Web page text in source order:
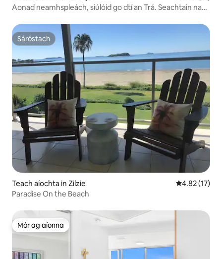
Aonad neamhspleách, siúlóid go dtí an Trá. Seachtain na
Sáróstach
Sáróstach
Teach aíochta in Zilzie Meánrátáil
4.82 (17)
Paradise On the Beach
Mór ag aíonna
Mór ag aíonna